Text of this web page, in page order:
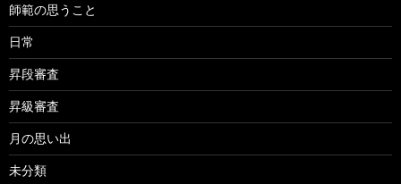
師範の思うこと
日常
昇段審査
昇級審査
月の思い出
未分類